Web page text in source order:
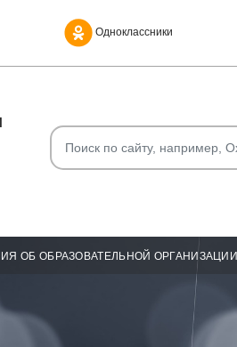
Одноклассники
ОБ ОБРАЗОВАТЕЛЬНОЙ ОРГАНИЗАЦИИ